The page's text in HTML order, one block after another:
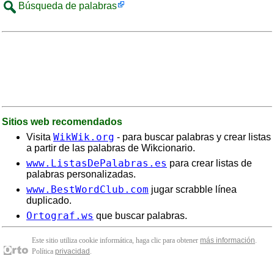
Búsqueda de palabras
Sitios web recomendados
Visita WikWik.org - para buscar palabras y crear listas
a partir de las palabras de Wikcionario.
www.ListasDePalabras.es para crear listas de
palabras personalizadas.
www.BestWordClub.com jugar scrabble línea
duplicado.
Ortograf.ws que buscar palabras.
Este sitio utiliza cookie informática, haga clic para obtener más información.
Política privacidad .